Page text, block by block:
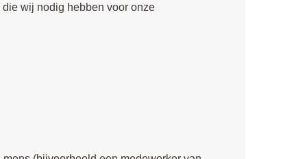
wij nodig hebben voor onze